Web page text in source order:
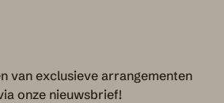
van exclusieve arrangementen
onze nieuwsbrief!